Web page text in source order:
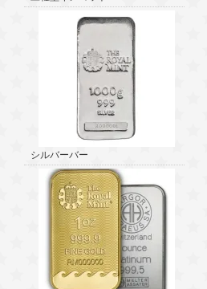
シルバーバー